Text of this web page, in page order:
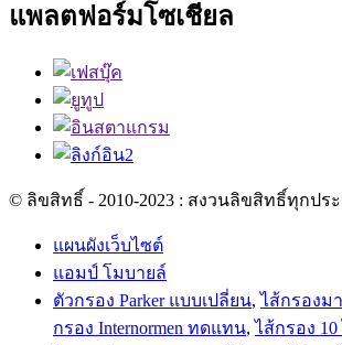
แพลตฟอร์มโซเชียล
© ลิขสิทธิ์ - 2010-2023 : สงวนลิขสิทธิ์ทุกปร
แผนผังเว็บไซต์
แอมป์ โมบายล์
ตัวกรอง Parker แบบเปลี่ยน,ไส้กรองม
กรอง Internormen ทดแทน,ไส้กรอง